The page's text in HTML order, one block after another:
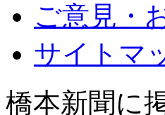
ご意見・
サイトマ
橋本新聞に